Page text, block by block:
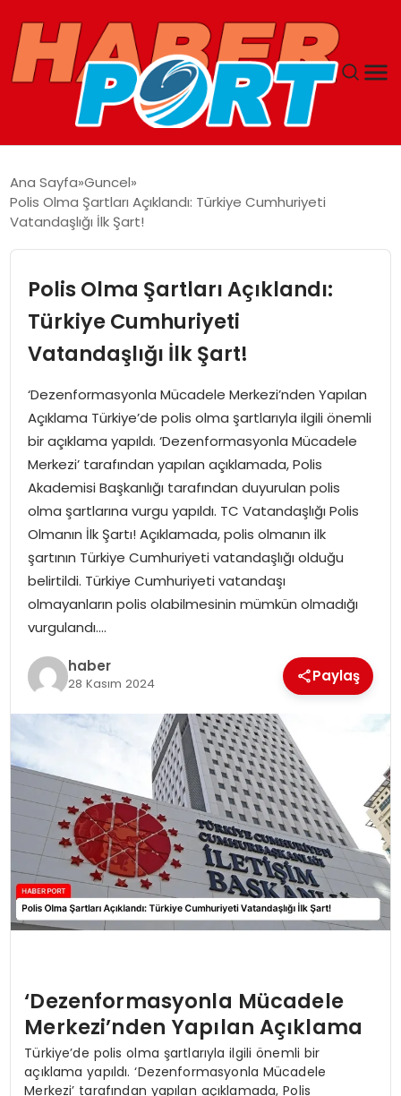
GUNCEL
SPOR
MAGAZIN
SPOR
EĞITIM
OTOMOBIL
TEKNOLOJI
EKONOMI
Ana Sayfa Guncel
Polis Olma Şartları Açıklandı: Türkiye Cumhuriyeti
Vatandaşlığı İlk Şart!
Polis Olma Şartları Açıklandı:
Türkiye Cumhuriyeti
Vatandaşlığı İlk Şart!
‘Dezenformasyonla Mücadele Merkezi’nden Yapılan
Açıklama Türkiye’de polis olma şartlarıyla ilgili önemli
bir açıklama yapıldı. ‘Dezenformasyonla Mücadele
Merkezi’ tarafından yapılan açıklamada, Polis
Akademisi Başkanlığı tarafından duyurulan polis
olma şartlarına vurgu yapıldı. TC Vatandaşlığı Polis
Olmanın İlk Şartı! Açıklamada, polis olmanın ilk
şartının Türkiye Cumhuriyeti vatandaşlığı olduğu
belirtildi. Türkiye Cumhuriyeti vatandaşı
olmayanların polis olabilmesinin mümkün olmadığı
vurgulandı….
haber
28 Kasım 2024 Paylaş
‘Dezenformasyonla Mücadele
Merkezi’nden Yapılan Açıklama
Türkiye’de polis olma şartlarıyla ilgili önemli bir
açıklama yapıldı. ‘Dezenformasyonla Mücadele
Merkezi’ tarafından yapılan açıklamada, Polis